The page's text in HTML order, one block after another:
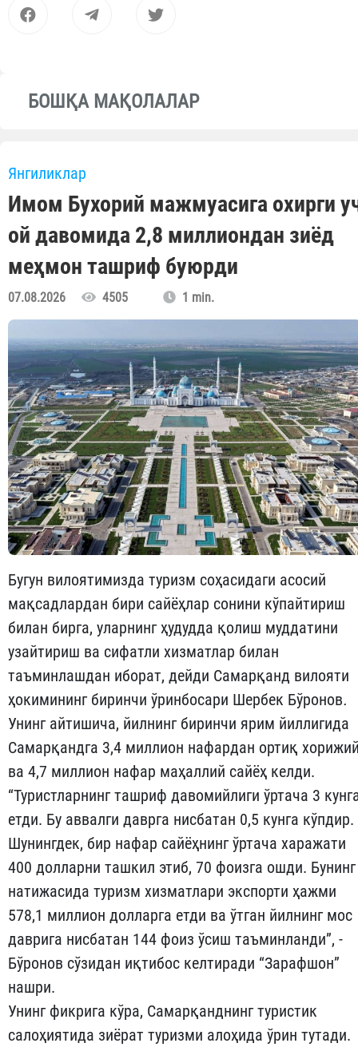
БОШҚА МАҚОЛАЛАР
Янгиликлар
Имом Бухорий мажмуасига охирги
ой давомида 2,8 миллиондан зиёд
меҳмон ташриф буюрди
07.08.2026 4505 1 min.
Бугун вилоятимизда туризм соҳасидаги асосий
мақсадлардан бири сайёҳлар сонини кўпайтириш
билан бирга, уларнинг ҳудудда қолиш муддатини
узайтириш ва сифатли хизматлар билан
таъминлашдан иборат, дейди Самарқанд вилояти
ҳокимининг биринчи ўринбосари Шербек Бўронов.
Унинг айтишича, йилнинг биринчи ярим йиллигида
Самарқандга 3,4 миллион нафардан ортиқ
ва 4,7 миллион нафар маҳаллий сайёҳ келди.
“Туристларнинг ташриф давомийлиги ўртача 3
етди. Бу аввалги даврга нисбатан 0,5 кунга кўпдир.
Шунингдек, бир нафар сайёҳнинг ўртача харажати
400 долларни ташкил этиб, 70 фоизга ошди. Бунинг
натижасида туризм хизматлари экспорти ҳажми
578,1 миллион долларга етди ва ўтган йилнинг мос
даврига нисбатан 144 фоиз ўсиш таъминланди”, -
Бўронов сўзидан иқтибос келтиради “Зарафшон”
нашри.
Унинг фикрига кўра, Самарқанднинг туристик
салоҳиятида зиёрат туризми алоҳида ўрин тутади.